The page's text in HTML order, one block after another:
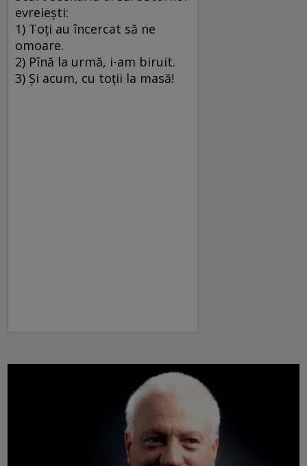
evreieşti:
1) Toţi au încercat să ne
omoare.
2) Pînă la urmă, i-am biruit.
3) Şi acum, cu toţii la masă!